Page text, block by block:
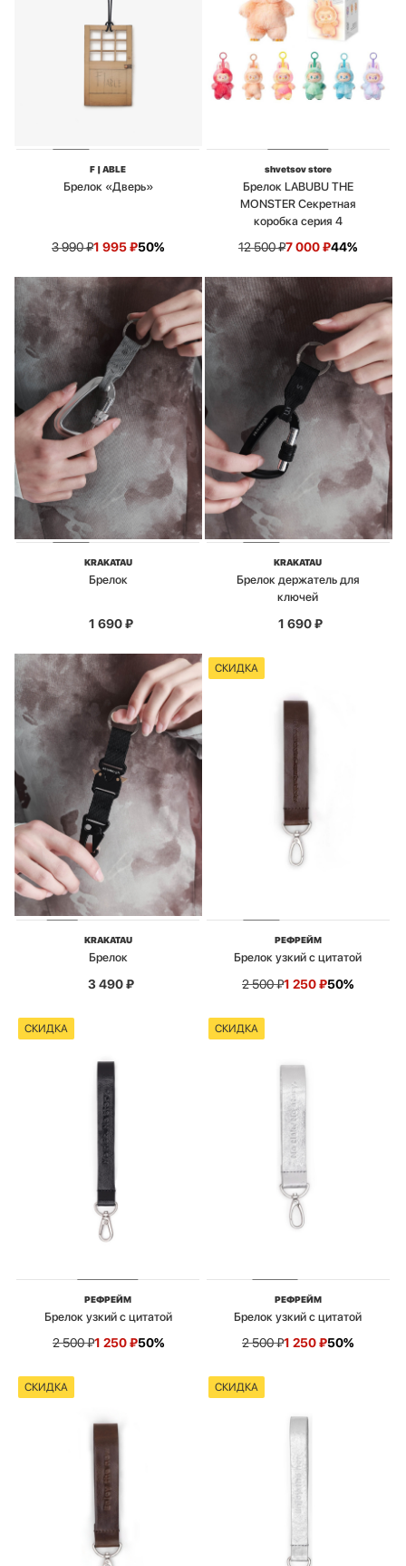
F | ABLE
Брелок «Дверь»
3 990₽1 995₽50%
shvetsov store
Брелок LABUBU THE
MONSTER Секретная
коробка серия 4
12 500₽7 000₽44%
KRAKATAU
Брелок
1 690₽
KRAKATAU
Брелок держатель для
ключей
1 690₽
KRAKATAU
Брелок
3 490₽
СКИДКА
РЕФРЕЙМ
Брелок узкий с цитатой
2 500₽1 250₽50%
СКИДКА
РЕФРЕЙМ
Брелок узкий с цитатой
2 500₽1 250₽50%
СКИДКА
РЕФРЕЙМ
Брелок узкий с цитатой
2 500₽1 250₽50%
СКИДКА СКИДКА